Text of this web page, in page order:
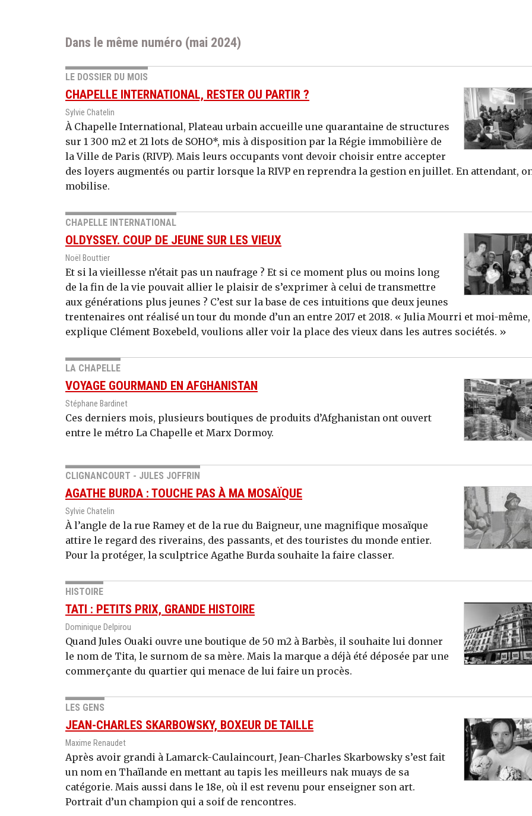
Dans le même numéro (mai 2024)
LE DOSSIER DU MOIS
CHAPELLE INTERNATIONAL, RESTER OU PARTIR ?
Sylvie Chatelin
À Chapelle International, Plateau urbain accueille une quarantaine de structures
sur 1 300 m2 et 21 lots de SOHO*, mis à disposition par la Régie immobilière de
la Ville de Paris (RIVP). Mais leurs occupants vont devoir choisir entre accepter
des loyers augmentés ou partir lorsque la RIVP en reprendra la gestion en juillet. En attendant,
mobilise.
CHAPELLE INTERNATIONAL
OLDYSSEY. COUP DE JEUNE SUR LES VIEUX
Noël Bouttier
Et si la vieillesse n’était pas un naufrage ? Et si ce moment plus ou moins long
de la fin de la vie pouvait allier le plaisir de s’exprimer à celui de transmettre
aux générations plus jeunes ? C’est sur la base de ces intuitions que deux jeunes
trentenaires ont réalisé un tour du monde d’un an entre 2017 et 2018. « Julia Mourri et moi-même,
explique Clément Boxebeld, voulions aller voir la place des vieux dans les autres sociétés. »
LA CHAPELLE
VOYAGE GOURMAND EN AFGHANISTAN
Stéphane Bardinet
Ces derniers mois, plusieurs boutiques de produits d’Afghanistan ont ouvert
entre le métro La Chapelle et Marx Dormoy.
CLIGNANCOURT - JULES JOFFRIN
AGATHE BURDA : TOUCHE PAS À MA MOSAÏQUE
Sylvie Chatelin
À l’angle de la rue Ramey et de la rue du Baigneur, une magnifique mosaïque
attire le regard des riverains, des passants, et des touristes du monde entier.
Pour la protéger, la sculptrice Agathe Burda souhaite la faire classer.
HISTOIRE
TATI : PETITS PRIX, GRANDE HISTOIRE
Dominique Delpirou
Quand Jules Ouaki ouvre une boutique de 50 m2 à Barbès, il souhaite lui donner
le nom de Tita, le surnom de sa mère. Mais la marque a déjà été déposée par une
commerçante du quartier qui menace de lui faire un procès.
LES GENS
JEAN-CHARLES SKARBOWSKY, BOXEUR DE TAILLE
Maxime Renaudet
Après avoir grandi à Lamarck-Caulaincourt, Jean-Charles Skarbowsky s’est fait
un nom en Thaïlande en mettant au tapis les meilleurs nak muays de sa
catégorie. Mais aussi dans le 18e, où il est revenu pour enseigner son art.
Portrait d’un champion qui a soif de rencontres.